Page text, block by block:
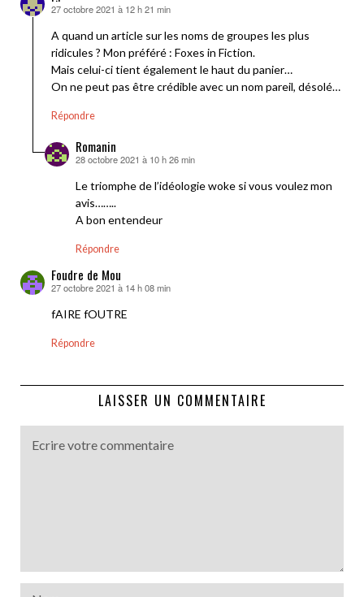
dit :
27 octobre 2021 à 12 h 21 min
A quand un article sur les noms de groupes les plus
ridicules ? Mon préféré : Foxes in Fiction.
Mais celui-ci tient également le haut du panier…
On ne peut pas être crédible avec un nom pareil, désolé…
Répondre
Romanin
dit :
28 octobre 2021 à 10 h 26 min
Le triomphe de l’idéologie woke si vous voulez mon
avis……..
A bon entendeur
Répondre
Foudre de Mou
dit :
27 octobre 2021 à 14 h 08 min
fAIRE fOUTRE
Répondre
LAISSER UN COMMENTAIRE